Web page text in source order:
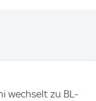
wechselt zu BL-